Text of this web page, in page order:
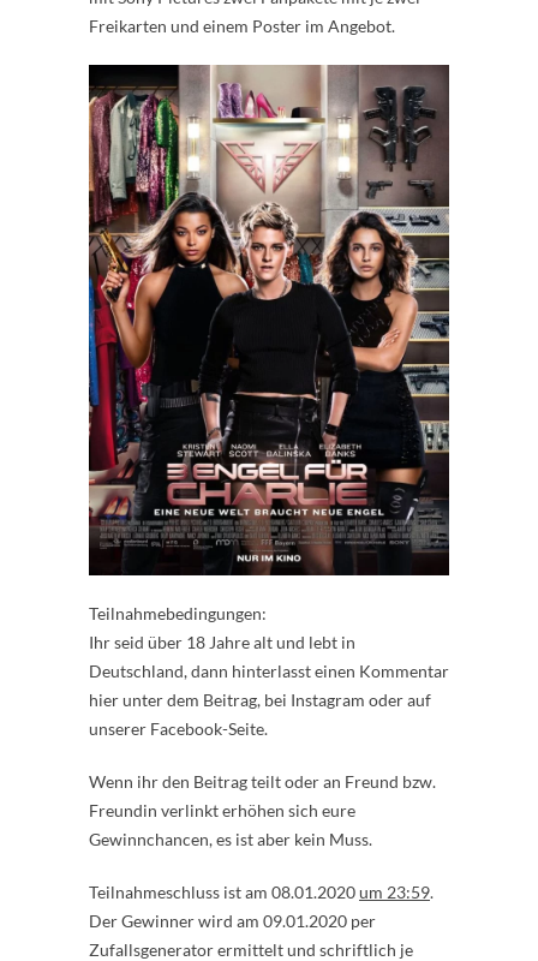
Freikarten und einem Poster im Angebot.
Teilnahmebedingungen:
Ihr seid über 18 Jahre alt und lebt in
Deutschland, dann hinterlasst einen Kommentar
hier unter dem Beitrag, bei Instagram oder auf
unserer Facebook-Seite.
Wenn ihr den Beitrag teilt oder an Freund bzw.
Freundin verlinkt erhöhen sich eure
Gewinnchancen, es ist aber kein Muss.
Teilnahmeschluss ist am 08.01.2020um 23:59.
Der Gewinner wird am 09.01.2020 per
Zufallsgenerator ermittelt und schriftlich je